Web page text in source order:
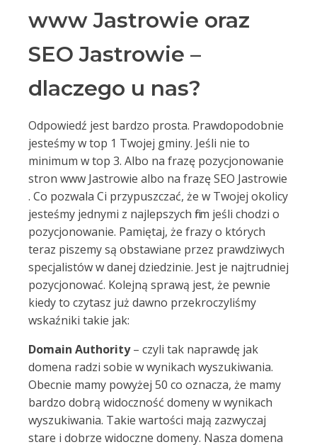
www Jastrowie oraz
SEO Jastrowie –
dlaczego u nas?
Odpowiedź jest bardzo prosta. Prawdopodobnie
jesteśmy w top 1 Twojej gminy. Jeśli nie to
minimum w top 3. Albo na frazę pozycjonowanie
stron www Jastrowie albo na frazę SEO Jastrowie
. Co pozwala Ci przypuszczać, że w Twojej okolicy
jesteśmy jednymi z najlepszych firm jeśli chodzi o
pozycjonowanie. Pamiętaj, że frazy o których
teraz piszemy są obstawiane przez prawdziwych
specjalistów w danej dziedzinie. Jest je najtrudniej
pozycjonować. Kolejną sprawą jest, że pewnie
kiedy to czytasz już dawno przekroczyliśmy
wskaźniki takie jak:
Domain Authority– czyli tak naprawdę jak
domena radzi sobie w wynikach wyszukiwania.
Obecnie mamy powyżej 50 co oznacza, że mamy
bardzo dobrą widoczność domeny w wynikach
wyszukiwania. Takie wartości mają zazwyczaj
stare i dobrze widoczne domeny. Nasza domena